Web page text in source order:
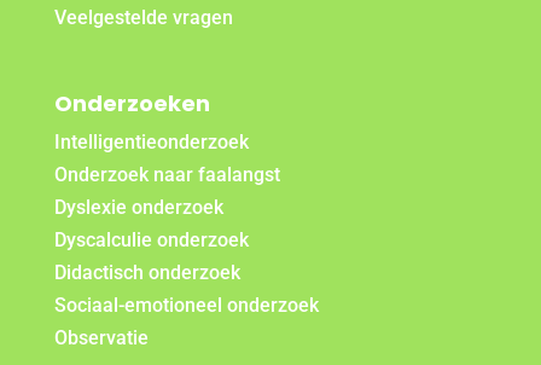
Veelgestelde vragen
Onderzoeken
Intelligentieonderzoek
Onderzoek naar faalangst
Dyslexie onderzoek
Dyscalculie onderzoek
Didactisch onderzoek
Sociaal-emotioneel onderzoek
Observatie